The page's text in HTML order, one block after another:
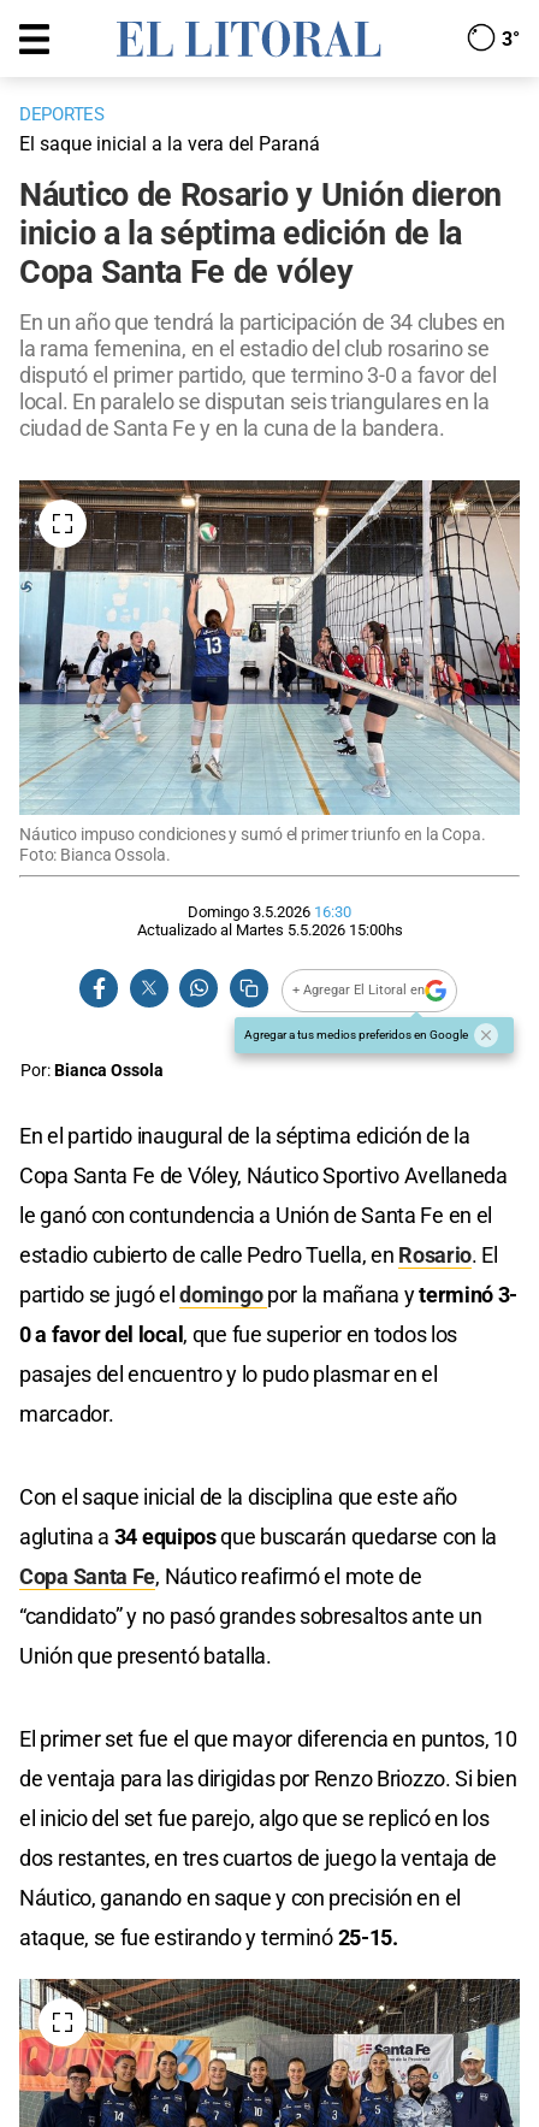
3°
DEPORTES
El saque inicial a la vera del Paraná
Náutico de Rosario y Unión dieron
inicio a la séptima edición de la
Copa Santa Fe de vóley
En un año que tendrá la participación de 34 clubes en
la rama femenina, en el estadio del club rosarino se
disputó el primer partido, que termino 3-0 a favor del
local. En paralelo se disputan seis triangulares en la
ciudad de Santa Fe y en la cuna de la bandera.
Náutico impuso condiciones y sumó el primer triunfo en la Copa.
Foto: Bianca Ossola.
Domingo 3.5.2026 16:30
Actualizado al Martes 5.5.2026 15:00hs
+ Agregar El Litoral en
Agregar a tus medios preferidos en Google
Por:Bianca Ossola
En el partido inaugural de la séptima edición de la
Copa Santa Fe de Vóley, Náutico Sportivo Avellaneda
le ganó con contundencia a Unión de Santa Fe en el
estadio cubierto de calle Pedro Tuella, en Rosario. El
partido se jugó eldomingopor la mañana yterminó 3-
0 a favor del local, que fue superior en todos los
pasajes del encuentro y lo pudo plasmar en el
marcador.
Con el saque inicial de la disciplina que este año
aglutina a 34 equiposque buscarán quedarse con la
Copa Santa Fe, Náutico reafirmó el mote de
“candidato” y no pasó grandes sobresaltos ante un
Unión que presentó batalla.
El primer set fue el que mayor diferencia en puntos, 10
de ventaja para las dirigidas por Renzo Briozzo. Si bien
el inicio del set fue parejo, algo que se replicó en los
dos restantes, en tres cuartos de juego la ventaja de
Náutico, ganando en saque y con precisión en el
ataque, se fue estirando y terminó25-15.